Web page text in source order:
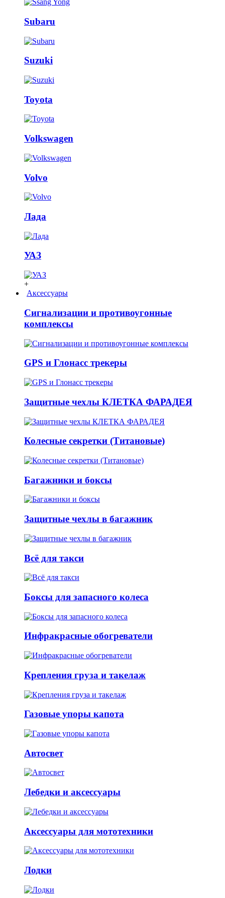
Subaru
Suzuki
Toyota
Volkswagen
Volvo
Лада
УАЗ
+
Аксессуары
Сигнализации и противоугонные
комплексы
GPS и Глонасс трекеры
Защитные чехлы КЛЕТКА ФАРАДЕЯ
Колесные секретки (Титановые)
Багажники и боксы
Защитные чехлы в багажник
Всё для такси
Боксы для запасного колеса
Инфракрасные обогреватели
Крепления груза и такелаж
Газовые упоры капота
Автосвет
Лебедки и аксессуары
Аксессуары для мототехники
Лодки